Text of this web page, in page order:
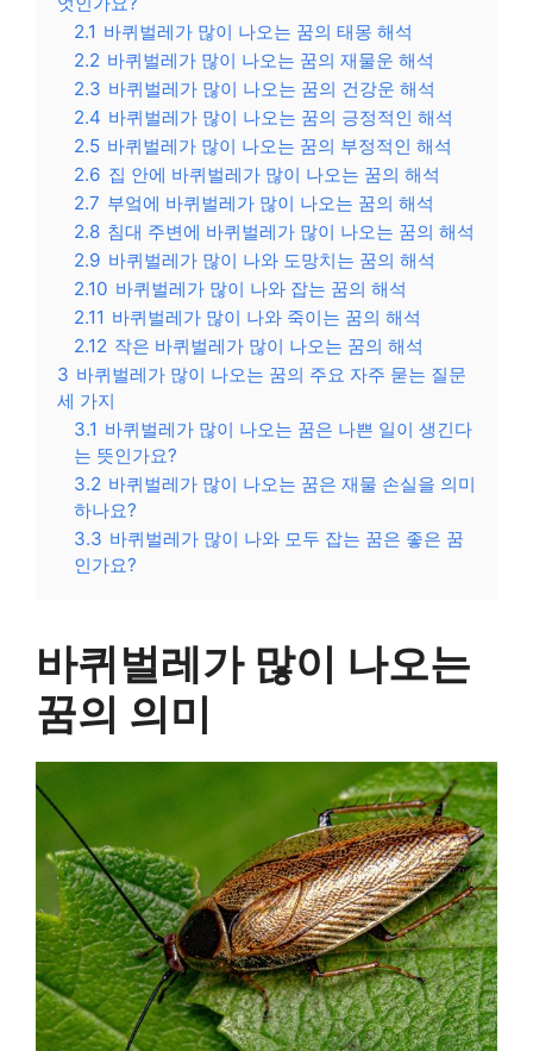
2.1 바퀴벌레가 많이 나오는 꿈의 태몽 해석
2.2 바퀴벌레가 많이 나오는 꿈의 재물운 해석
2.3 바퀴벌레가 많이 나오는 꿈의 건강운 해석
2.4 바퀴벌레가 많이 나오는 꿈의 긍정적인 해석
2.5 바퀴벌레가 많이 나오는 꿈의 부정적인 해석
2.6 집 안에 바퀴벌레가 많이 나오는 꿈의 해석
2.7 부엌에 바퀴벌레가 많이 나오는 꿈의 해석
2.8 침대 주변에 바퀴벌레가 많이 나오는 꿈의 해석
2.9 바퀴벌레가 많이 나와 도망치는 꿈의 해석
2.10 바퀴벌레가 많이 나와 잡는 꿈의 해석
2.11 바퀴벌레가 많이 나와 죽이는 꿈의 해석
2.12 작은 바퀴벌레가 많이 나오는 꿈의 해석
3 바퀴벌레가 많이 나오는 꿈의 주요 자주 묻는 질문
세 가지
3.1 바퀴벌레가 많이 나오는 꿈은 나쁜 일이 생긴다
는 뜻인가요?
3.2 바퀴벌레가 많이 나오는 꿈은 재물 손실을 의미
하나요?
3.3 바퀴벌레가 많이 나와 모두 잡는 꿈은 좋은 꿈
인가요?
바퀴벌레가 많이 나오는
꿈의 의미